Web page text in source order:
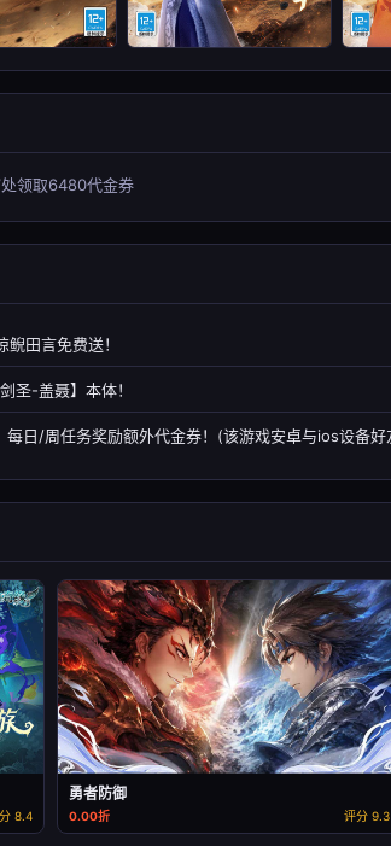
领取6480代金券
田言免费送！
圣-盖聂】本体！
日/周任务奖励额外代金券！(该游戏安卓与ios设备
8.4
勇者防御
0.00折 评分 9.3